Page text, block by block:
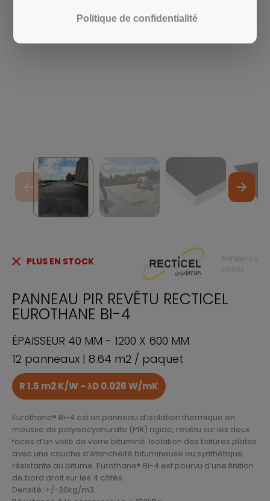
arrow_forward
arrow_back
PLUS EN STOCK
Référence
00091
PANNEAU PIR REVÊTU RECTICEL
EUROTHANE BI-4
ÉPAISSEUR 40 MM - 1200 X 600 MM
12 panneaux | 8.64 m2 / paquet
R 1.5 m2 K/W - λD 0.026 W/mK
Eurothane® Bi-4 est un panneau d’isolation thermique en
mousse de polyisocyanurate (PIR) rigide, revêtu sur les deux
faces d’un voile de verre bituminé. Isolation des toitures plates
avec une couche d’étanchéité bitumineuse ou synthétique
résistante au bitume. Eurothane® Bi-4 est pourvu d’une finition
de bord droit sur les 4 côtés.
Densité: +/-30kg/m3.
Politique de confidentialité